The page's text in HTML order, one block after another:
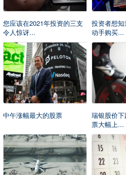
您应该在2021年投资的三支
令人惊讶...
投资者想
动手购买...
中午涨幅最大的股票
瑞银股价
票大幅上...